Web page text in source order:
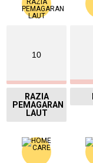
10
RAZIA
PEMAGARAN
LAUT